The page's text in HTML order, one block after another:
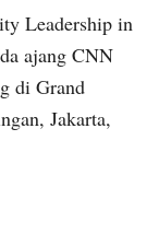
Leadership in
ajang CNN
di Grand
Jakarta,